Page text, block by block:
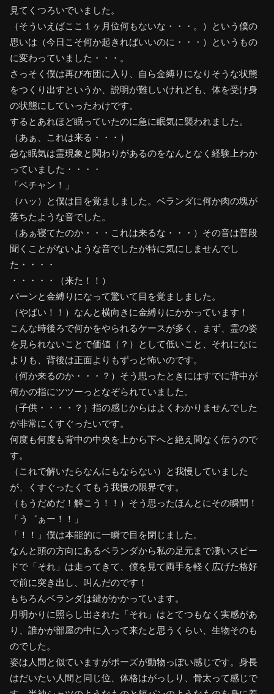
見てくつろいでいました。
（そういえばここ１ヶ月位何もないな・・・。）という僕の
思いは（今日こそ何か起きればいいのに・・・）というもの
に変わっていました・・・。
さっそく僕は再び布団に入り、自ら金縛りになりそうな状態
をつくり出すというか、説明が難しいけれども、体を受け身
の状態にしていったわけです。
するとあれほど眠っていたのに急に眠気に襲われました。
（あぁ、これは来る・・・）
急な眠気は霊現象と関わりがあるのをなんとなく経験上わか
っていました・・・・
「ベチャン！」
（ハッ）と僕は目を覚ましました。ベランダに何か肉の塊が
落ちたような音でした。
（あぁ寝てたのか・・・これは来るな・・・）その音は普段
聞くことがないような音でしたが特に気にしませんでし
た・・・・
・・・・・（来た！！）
バーンと金縛りになって驚いて目を覚ましました。
（やばい！！）なんと横向きに金縛りにかかっています！
こんな時後ろで何かをやられるケースが多く、まず、霊の姿
を見られないことで価値（？）として低いこと、それになに
よりも、背後は正面よりもずっと怖いのです。
（何か来るのか・・・？）そう思ったときにはすでに背中が
何かの指にツツーっとなぞられていました。
（子供・・・・？）指の感じからはよくわかりませんでした
が非常にくすぐったいです。
何度も何度も背中の中央を上から下へと絶え間なく伝うので
す。
（これで解いたらなんにもならない）と我慢していました
が、くすぐったくてもう我慢の限界です。
（もうだめだ！解こう！！）そう思ったほんとにその瞬間！
「う゛ぁー！！」
「！！」僕は本能的に一瞬で目を閉じました。
なんと頭の方向にあるベランダから私の足元まで凄いスピー
ドで「それ」は走ってきて、僕を見て両手を軽く広げた格好
で前に突き出し、叫んだのです！
もちろんベランダは鍵がかかっています。
月明かりに照らし出された「それ」はとてつもなく実感があ
り、誰かが部屋の中に入って来たと思うくらい、生物そのも
のでした。
姿は人間と似ていますがポーズが動物っぽい感じです。身長
はだいたい人間と同じ位、体格はがっしり、骨太って感じで